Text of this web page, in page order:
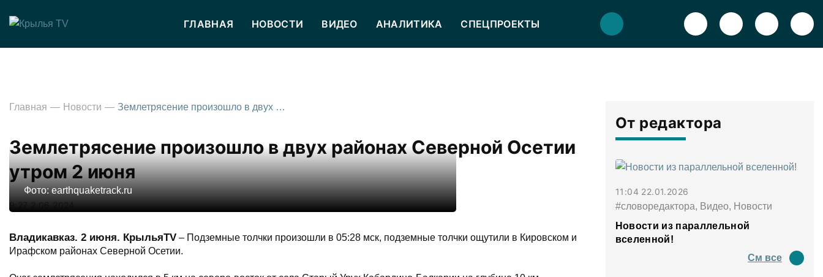
ГЛАВНАЯ НОВОСТИ ВИДЕО АНАЛИТИКА СПЕЦПРОЕКТЫ
Главная Новости Землетрясение произошло в двух районах Северной Осетии утром 2 июня
Землетрясение произошло в двух районах Северной Осетии
утром 2 июня
9:27 2.06.2024
Фото: earthquaketrack.ru
Владикавказ. 2 июня. КрыльяTV – Подземные толчки произошли в 05:28 мск, подземные толчки ощутили в Кировском и
Ирафском районах Северной Осетии.
От редактора
11:04 22.01.2026
#словоредактора, Видео, Новости
Новости из параллельной
вселенной!
См все